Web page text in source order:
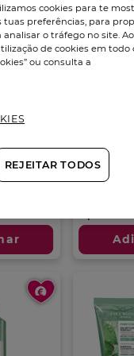
de
0.0 (0) 125
em
5
estrelas.
2
cookies para te
preferências, para
analisar o tráfego no site. Ao
de cookies em todo
ou consulta a
REJEITAR TODOS